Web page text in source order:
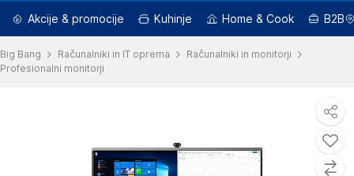
Akcije & promocije Kuhinje Home & Cook B2B
Big Bang Računalniki in IT oprema
Računalniki in monitorji
Profesionalni monitorji